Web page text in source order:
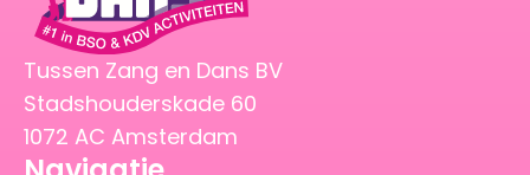
Tussen Zang en Dans BV
Stadshouderskade 60
1072 AC Amsterdam